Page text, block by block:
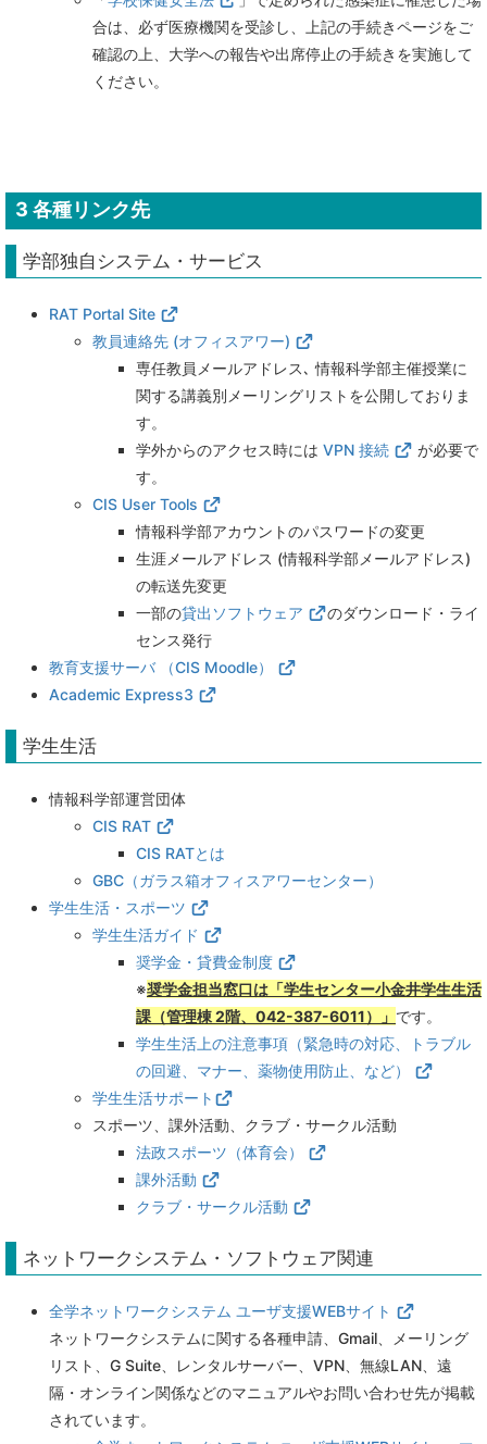
合は、必ず医療機関を受診し、上記の手続きページをご
確認の上、大学への報告や出席停止の手続きを実施して
ください。
3 各種リンク先
学部独自システム・サービス
RAT Portal Site
教員連絡先 (オフィスアワー)
専任教員メールアドレス､ 情報科学部主催授業に
関する講義別メーリングリストを公開しておりま
す。
学外からのアクセス時には VPN 接続
が必要で
す。
CIS User Tools
情報科学部アカウントのパスワードの変更
生涯メールアドレス (情報科学部メールアドレス)
の転送先変更
一部の貸出ソフトウェア
のダウンロード・ライ
センス発行
教育支援サーバ （CIS Moodle）
Academic Express3
学生生活
情報科学部運営団体
CIS RAT
CIS RATとは
GBC（ガラス箱オフィスアワーセンター）
学生生活・スポーツ
学生生活ガイド
奨学金・貸費金制度
※奨学金担当窓口は「学生センター小金井学生生活
課（管理棟 2階、042-387-6011）」 です。
学生生活上の注意事項（緊急時の対応、トラブル
の回避、マナー、薬物使用防止、など）
学生生活サポート
スポーツ、課外活動、クラブ・サークル活動
法政スポーツ（体育会）
課外活動
クラブ・サークル活動
ネットワークシステム・ソフトウェア関連
全学ネットワークシステム ユーザ支援WEBサイト
ネットワークシステムに関する各種申請、Gmail、メーリング
リスト、G Suite、レンタルサーバー、VPN、無線LAN、遠
隔・オンライン関係などのマニュアルやお問い合わせ先が掲載
されています。